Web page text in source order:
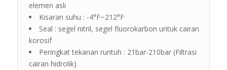
elemen asli
Kisaran suhu : -4°F~212°F
Seal : segel nitril, segel fluorokarbon untuk cairan
korosif
Peringkat tekanan runtuh : 21bar-210bar (Filtrasi
cairan hidrolik)